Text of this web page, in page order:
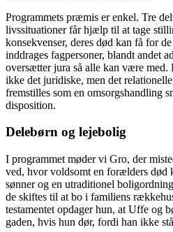
Programmets præmis er enkel. Tre
livssituationer får hjælp til at tage
konsekvenser, deres død kan få for
inddrages fagpersoner, blandt andet
oversætter jura så alle kan være med.
ikke det juridiske, men det
fremstilles som en omsorgshandling
disposition.
Delebørn og lejebolig
I programmet møder vi Gro, der
ved, hvor voldsomt en forælders død
sønner og en utraditionel
de skiftes til at bo i familiens
testamentet opdager hun, at Uffe og
gaden, hvis hun dør, fordi han ikke